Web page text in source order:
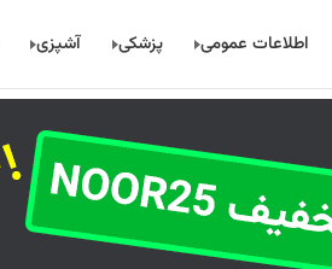
اطلاعات عمومی پزشکی آشپزی